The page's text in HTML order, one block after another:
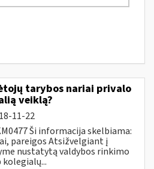
tarybos nariai privalo
veiklą?
11-22
Ši informacija skelbiama:
pareigos Atsižvelgiant į
nustatytą valdybos rinkimo
kolegialų...